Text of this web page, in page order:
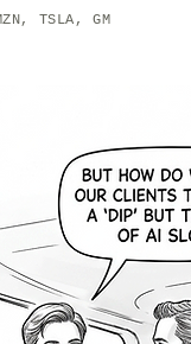
TSLA, GM